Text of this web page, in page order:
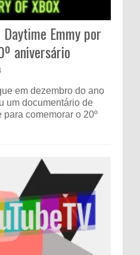
Emmy por
aniversário
em dezembro do ano
um documentário de
comemorar o 20º